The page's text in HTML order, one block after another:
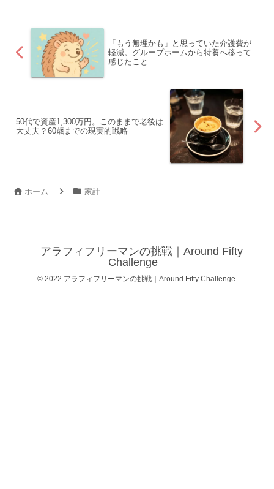
「もう無理かも」と思っていた介護費が
軽減。グループホームから特養へ移って
感じたこと
50代で資産1,300万円。このままで老後は
大丈夫？60歳までの現実的戦略
ホーム 家計
アラフィフリーマンの挑戦｜Around Fifty
Challenge
© 2022 アラフィフリーマンの挑戦｜Around Fifty Challenge.